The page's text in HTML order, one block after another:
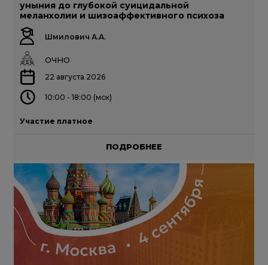
уныния до глубокой суицидальной
меланхолии и шизоаффективного психоза
Шмилович А.А.
ОЧНО
22 августа 2026
10:00 - 18:00 (мск)
Участие платное
ПОДРОБНЕЕ